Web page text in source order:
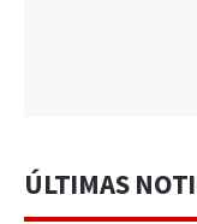
ÚLTIMAS